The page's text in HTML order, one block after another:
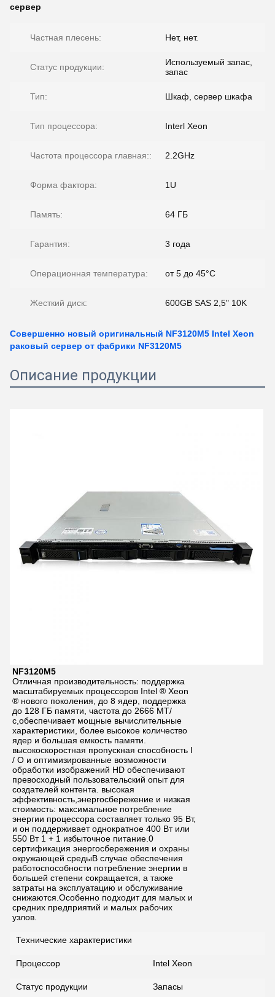
сервер
Частная плесень: Нет, нет.
Статус продукции:
Используемый запас,
запас
Тип: Шкаф, сервер шкафа
Тип процессора: Interl Xeon
Частота процессора главная:: 2.2GHz
Форма фактора: 1U
Память: 64 ГБ
Гарантия: 3 года
Операционная температура: от 5 до 45°C
Жесткий диск: 600GB SAS 2,5" 10K
Совершенно новый оригинальный NF3120M5 Intel Xeon
раковый сервер от фабрики NF3120M5
Описание продукции
NF3120M5
Отличная производительность: поддержка
масштабируемых процессоров Intel ® Xeon
® нового поколения, до 8 ядер, поддержка
до 128 ГБ памяти, частота до 2666 МТ/
с,обеспечивает мощные вычислительные
характеристики, более высокое количество
ядер и большая емкость памяти.
высокоскоростная пропускная способность I
/ O и оптимизированные возможности
обработки изображений HD обеспечивают
превосходный пользовательский опыт для
создателей контента. высокая
эффективность,энергосбережение и низкая
стоимость: максимальное потребление
энергии процессора составляет только 95 Вт,
и он поддерживает однократное 400 Вт или
550 Вт 1 + 1 избыточное питание.0
сертификация энергосбережения и охраны
окружающей средыВ случае обеспечения
работоспособности потребление энергии в
большей степени сокращается, а также
затраты на эксплуатацию и обслуживание
снижаются.Особенно подходит для малых и
средних предприятий и малых рабочих
узлов.
Технические характеристики
Процессор Intel Xeon
Статус продукции Запасы